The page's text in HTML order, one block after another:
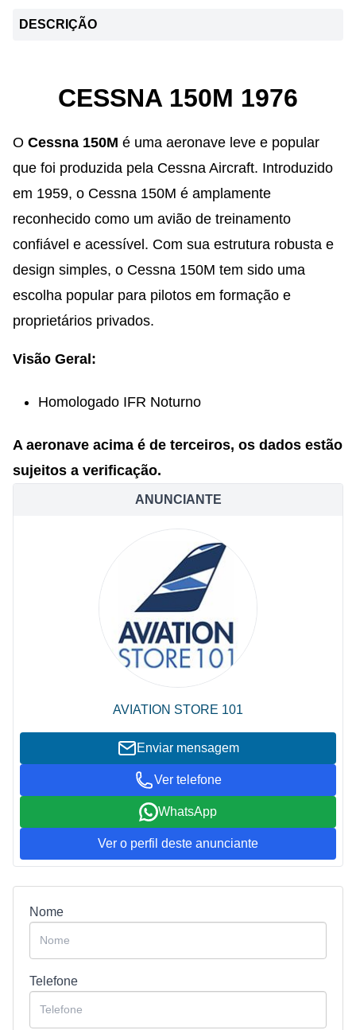
DESCRIÇÃO
CESSNA 150M 1976
O Cessna 150M é uma aeronave leve e popular
que foi produzida pela Cessna Aircraft. Introduzido
em 1959, o Cessna 150M é amplamente
reconhecido como um avião de treinamento
confiável e acessível. Com sua estrutura robusta e
design simples, o Cessna 150M tem sido uma
escolha popular para pilotos em formação e
proprietários privados.
Visão Geral:
Homologado IFR Noturno
A aeronave acima é de terceiros, os dados estão
sujeitos a verificação.
ANUNCIANTE
AVIATION STORE 101
Enviar mensagem
Ver telefone
WhatsApp
Ver o perfil deste anunciante
Nome
Telefone